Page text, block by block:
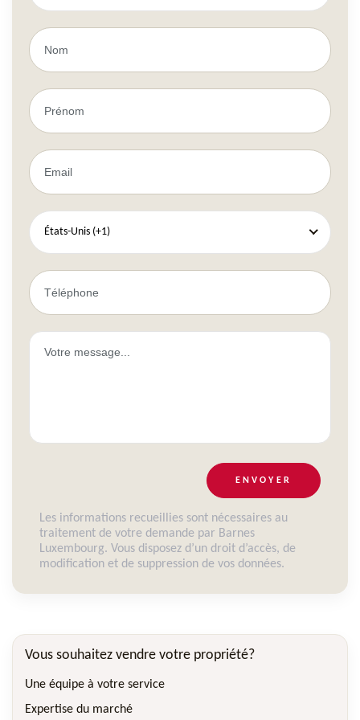
États-Unis (+1)
ENVOYER
Les informations recueillies sont nécessaires au
traitement de votre demande par Barnes
Luxembourg. Vous disposez d’un droit d’accès, de
modification et de suppression de vos données.
Vous souhaitez vendre votre propriété?
Une équipe à votre service
Expertise du marché